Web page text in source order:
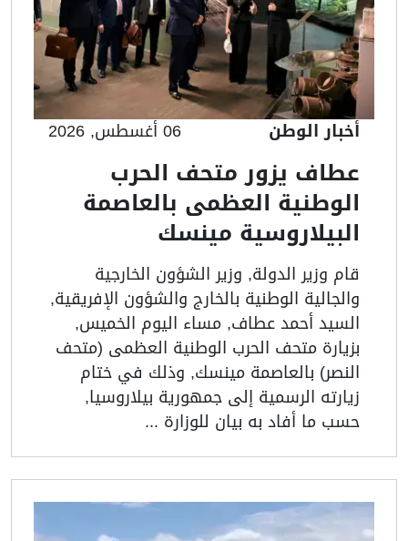
أخبار الوطن 06 أغسطس, 2026
عطاف يزور متحف الحرب
الوطنية العظمى بالعاصمة
البيلاروسية مينسك
قام وزير الدولة, وزير الشؤون الخارجية
والجالية الوطنية بالخارج والشؤون الإفريقية,
السيد أحمد عطاف, مساء اليوم الخميس,
بزيارة متحف الحرب الوطنية العظمى (متحف
النصر) بالعاصمة مينسك, وذلك في ختام
زيارته الرسمية إلى جمهورية بيلاروسيا,
حسب ما أفاد به بيان للوزارة ...